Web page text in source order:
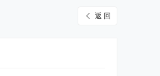
返 回